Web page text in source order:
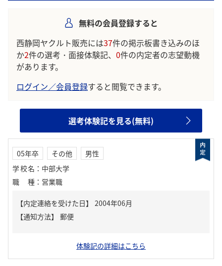
無料の会員登録すると
西静岡ヤクルト販売には37件の掲示板書き込みのほ
か2件の選考・面接体験記、 0件の内定者の志望動機
があります。
ログイン／会員登録すると閲覧できます。
選考体験記を見る(無料)
05年卒 その他
男性
学校名 ： 中部大学
職種 ： 営業職
【内定連絡を受けた日】
2004年06月
【通知方法】
郵便
体験記の詳細はこちら